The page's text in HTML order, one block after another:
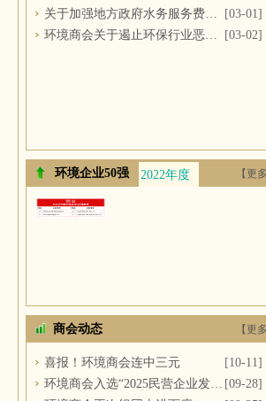
关于加强地方政府水务服务费用支付的议案
[03-01]
环境商会关于遏止环保行业恶性竞争的提案
[03-02]
环境企业50强 2022年度 2021年度
【更
商会动态 【更
喜报！环境商会连中三元
[10-11]
环境商会入选“2025民营企业发展新质生产力系列典型案例” [09-28]